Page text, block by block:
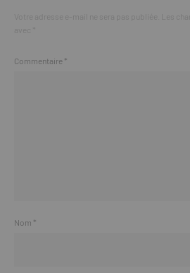
Commentaire *
Nom *